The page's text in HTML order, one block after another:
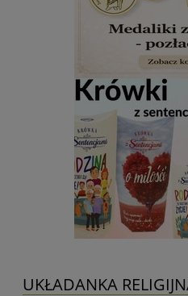
UKŁADANKA